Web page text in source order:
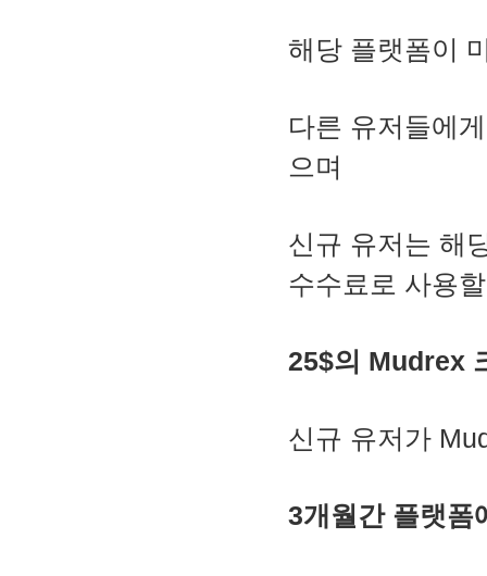
해당 플랫폼이
다른 유저들에
으며
신규 유저는 해
수수료로 사용
25$의 Mudrex
신규 유저가
3개월간 플랫폼